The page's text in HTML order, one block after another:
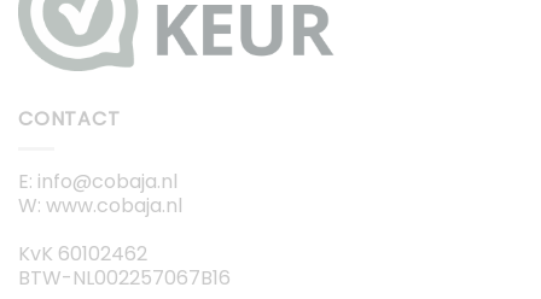
CONTACT
E: info@cobaja.nl
W: www.cobaja.nl
KvK 60102462
BTW-NL002257067B16